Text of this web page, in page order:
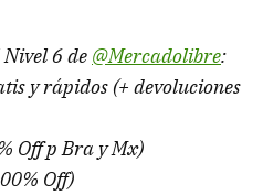
6 de @Mercadolibre:
y rápidos (+ devoluciones
Off p Bra y Mx)
Off)